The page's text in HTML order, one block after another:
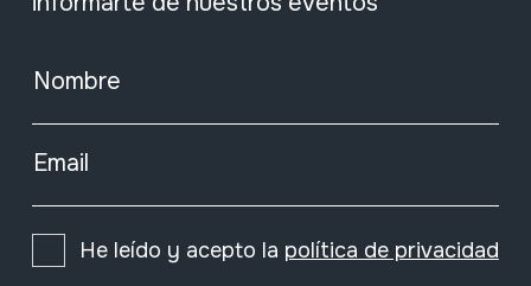
Nombre
Email
He leído y acepto la política de privacidad